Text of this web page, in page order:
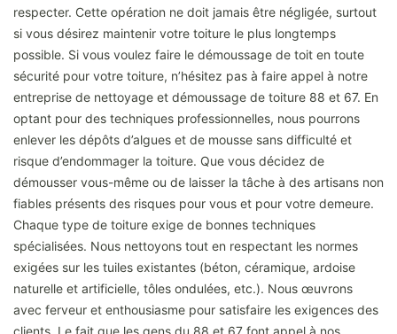
respecter. Cette opération ne doit jamais être négligée, surtout
si vous désirez maintenir votre toiture le plus longtemps
possible. Si vous voulez faire le démoussage de toit en toute
sécurité pour votre toiture, n’hésitez pas à faire appel à notre
entreprise de nettoyage et démoussage de toiture 88 et 67. En
optant pour des techniques professionnelles, nous pourrons
enlever les dépôts d’algues et de mousse sans difficulté et
risque d’endommager la toiture. Que vous décidez de
démousser vous-même ou de laisser la tâche à des artisans non
fiables présents des risques pour vous et pour votre demeure.
Chaque type de toiture exige de bonnes techniques
spécialisées. Nous nettoyons tout en respectant les normes
exigées sur les tuiles existantes (béton, céramique, ardoise
naturelle et artificielle, tôles ondulées, etc.). Nous œuvrons
avec ferveur et enthousiasme pour satisfaire les exigences des